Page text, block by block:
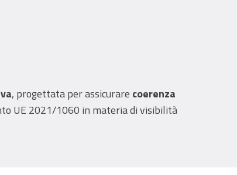
, progettata per assicurare coerenza
UE 2021/1060 in materia di visibilità